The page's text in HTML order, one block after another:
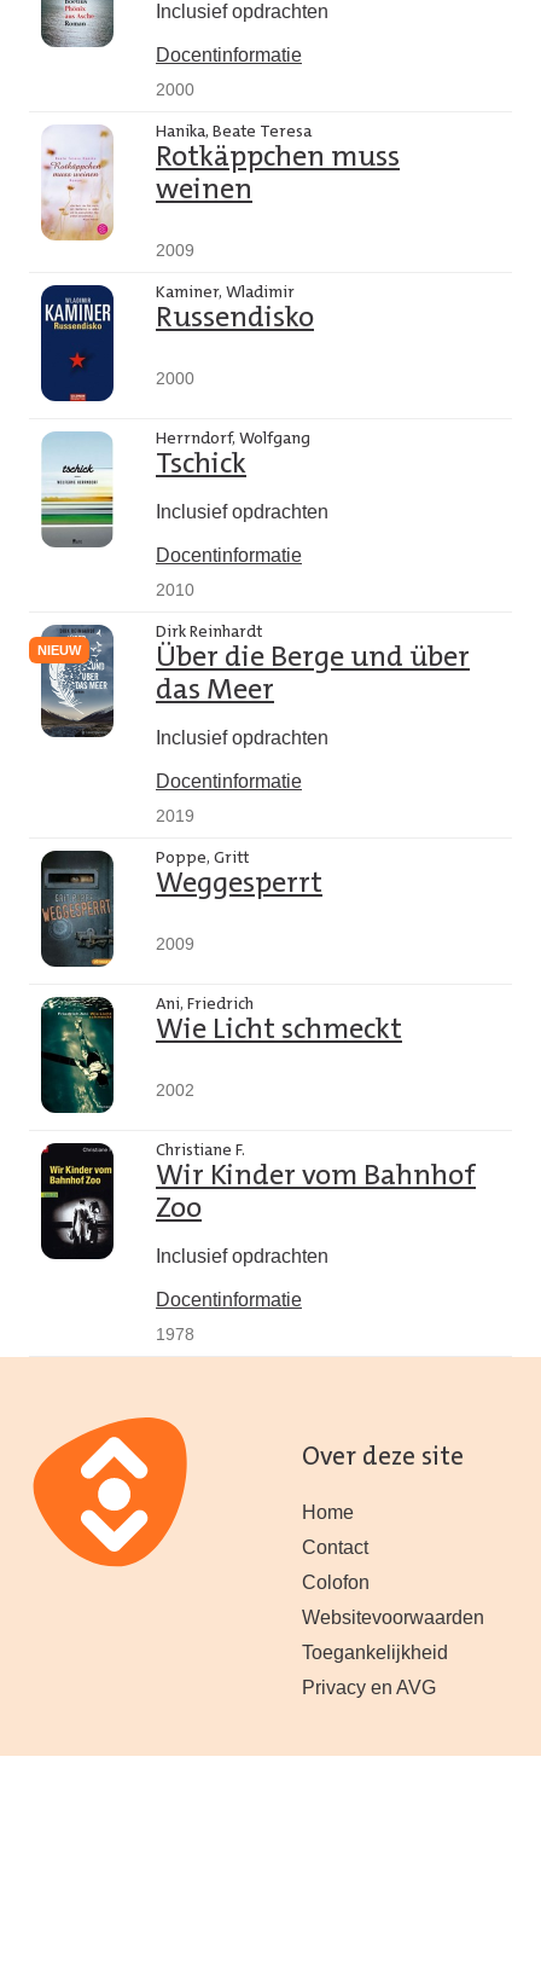
Inclusief opdrachten
Docentinformatie
2000
Hanika, Beate Teresa
Rotkäppchen muss
weinen
2009
Kaminer, Wladimir
Russendisko
2000
Herrndorf, Wolfgang
Tschick
Inclusief opdrachten
Docentinformatie
2010
NIEUW
Dirk Reinhardt
Über die Berge und über
das Meer
Inclusief opdrachten
Docentinformatie
2019
Poppe, Gritt
Weggesperrt
2009
Ani, Friedrich
Wie Licht schmeckt
2002
Christiane F.
Wir Kinder vom Bahnhof
Zoo
Inclusief opdrachten
Docentinformatie
1978
Over deze site
Home
Contact
Colofon
Websitevoorwaarden
Toegankelijkheid
Privacy en AVG